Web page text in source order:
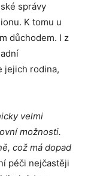
správy
K tomu u
důchodem. I z
jejich rodina,
velmi
možnosti.
což má dopad
péči nejčastěji